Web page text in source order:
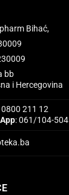
Bihać,
bb
i Hercegovina
0800 211 12
: 061/104-504